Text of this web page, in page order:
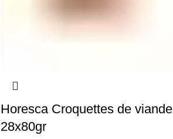
Horesca Croquettes de viande
28x80gr